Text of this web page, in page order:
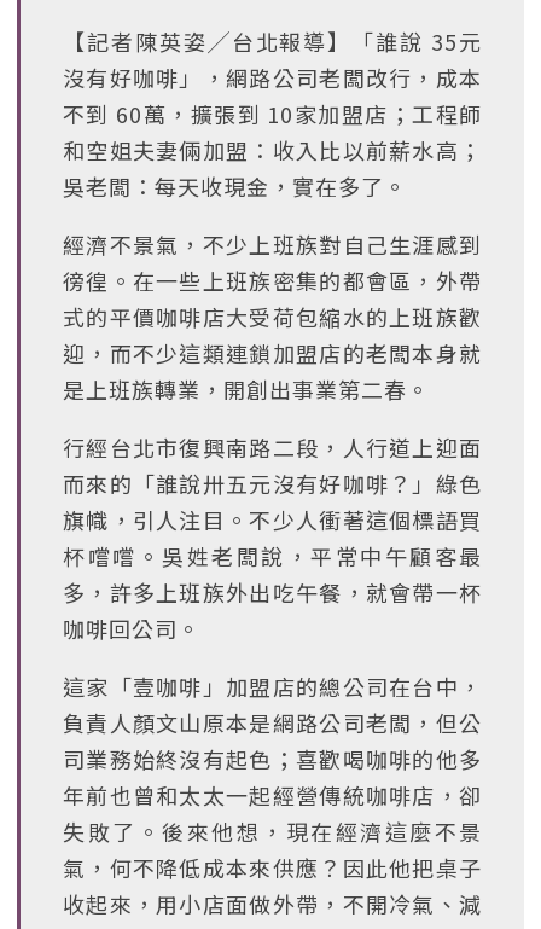
【記者陳英姿╱台北報導】「誰說 35元
沒有好咖啡」，網路公司老闆改行，成本
不到 60萬，擴張到 10家加盟店；工程師
和空姐夫妻倆加盟：收入比以前薪水高；
吳老闆：每天收現金，實在多了。
經濟不景氣，不少上班族對自己生涯感到
徬徨。在一些上班族密集的都會區，外帶
式的平價咖啡店大受荷包縮水的上班族歡
迎，而不少這類連鎖加盟店的老闆本身就
是上班族轉業，開創出事業第二春。
行經台北市復興南路二段，人行道上迎面
而來的「誰說卅五元沒有好咖啡？」綠色
旗幟，引人注目。不少人衝著這個標語買
杯嚐嚐。吳姓老闆說，平常中午顧客最
多，許多上班族外出吃午餐，就會帶一杯
咖啡回公司。
這家「壹咖啡」加盟店的總公司在台中，
負責人顏文山原本是網路公司老闆，但公
司業務始終沒有起色；喜歡喝咖啡的他多
年前也曾和太太一起經營傳統咖啡店，卻
失敗了。後來他想，現在經濟這麼不景
氣，何不降低成本來供應？因此他把桌子
收起來，用小店面做外帶，不開冷氣、減